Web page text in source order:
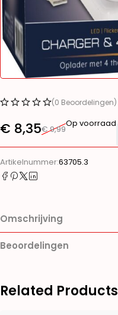
(0 Beoordelingen)
€9,99
€ 8,35 Op voorraad
Artikelnummer:63705.3
Omschrijving
Beoordelingen
Related Products